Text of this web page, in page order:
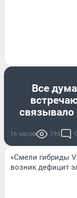
Все
связывало
16 часов 195
«Смели гибриды
возник дефицит